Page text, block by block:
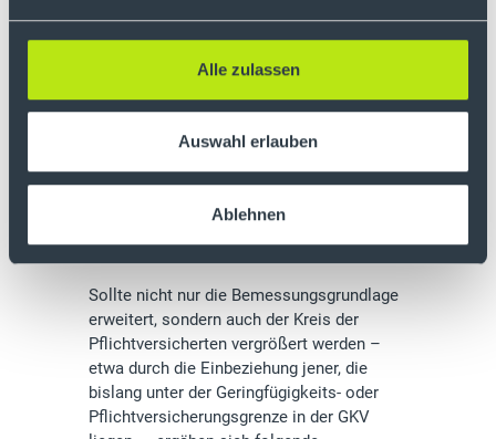
Alle zulassen
Auswahl erlauben
Ablehnen
Dividenden steigt, ergibt sich ein eher
ernüchterndes Bild.
Im Vergleich zum Status quo würden die
Einnahmen der Arbeitslosenversicherung
der Rentenversicherung. Die gesetzliche
Krankenversicherung könnte ein Plus von
Sollte nicht nur die Bemessungsgrundlage
erweitert, sondern auch der Kreis der
Pflichtversicherten vergrößert werden –
etwa durch die Einbeziehung jener, die
bislang unter der Geringfügigkeits- oder
Pflichtversicherungsgrenze in der GKV